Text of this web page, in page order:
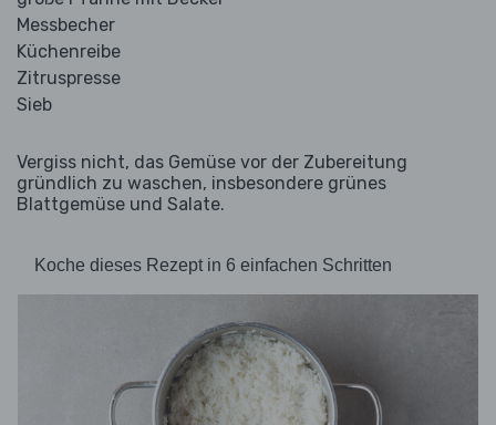
Messbecher
Küchenreibe
Zitruspresse
Sieb
Vergiss nicht, das Gemüse vor der Zubereitung
gründlich zu waschen, insbesondere grünes
Blattgemüse und Salate.
Koche dieses Rezept in 6 einfachen Schritten